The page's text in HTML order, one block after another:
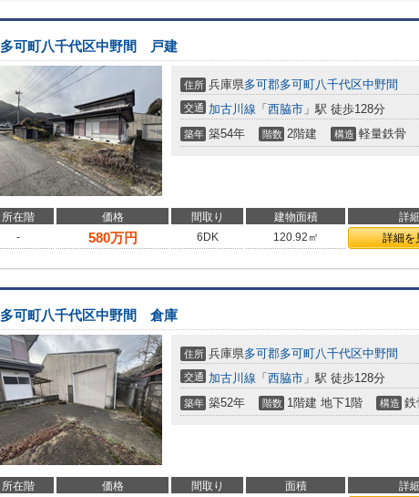
多可町八千代区中野間 戸建
住所 兵庫県多可郡多可町八千代区中野間
交通 加古川線 「 西脇市 」駅 徒歩128分
築年 築54年 階数 2階建 構造 軽量鉄骨
所在階 価格 間取り 建物面積 詳細
-
580万円 6DK 120.92㎡ 詳細を
多可町八千代区中野間 倉庫
住所 兵庫県多可郡多可町八千代区中野間
交通 加古川線 「 西脇市 」駅 徒歩128分
築年 築52年 階数 1階建 地下1階 構造 鉄
所在階 価格 間取り 面積 詳細